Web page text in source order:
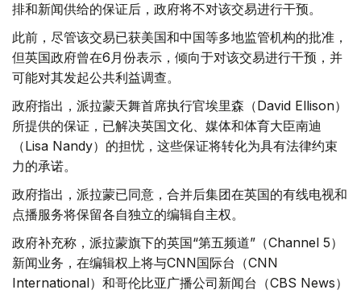
排和新闻供给的保证后，政府将不对该交易进行干预。
此前，尽管该交易已获美国和中国等多地监管机构的批准，
但英国政府曾在6月份表示，倾向于对该交易进行干预，并
可能对其发起公共利益调查。
政府指出，派拉蒙天舞首席执行官埃里森（David Ellison）
所提供的保证，已解决英国文化、媒体和体育大臣南迪
（Lisa Nandy）的担忧，这些保证将转化为具有法律约束
力的承诺。
政府指出，派拉蒙已同意，合并后集团在英国的有线电视和
点播服务将保留各自独立的编辑自主权。
政府补充称，派拉蒙旗下的英国“第五频道”（Channel 5）
新闻业务，在编辑权上将与CNN国际台（CNN
International）和哥伦比亚广播公司新闻台（CBS News）